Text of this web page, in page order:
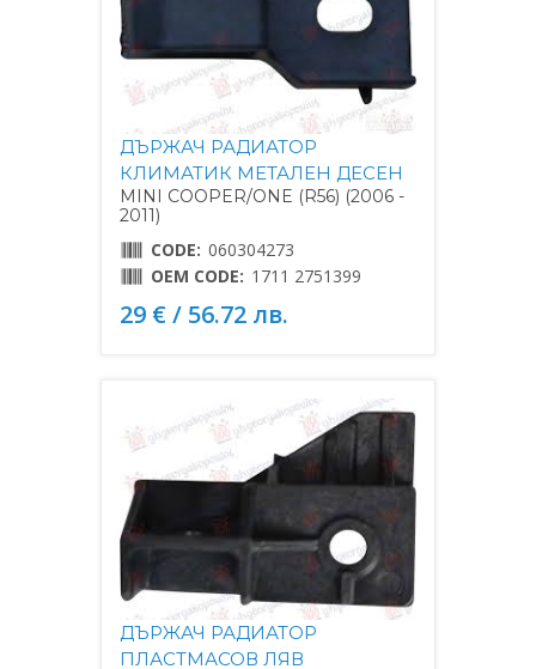
ДЪРЖАЧ РАДИАТОР
КЛИМАТИК МЕТАЛЕН ДЕСЕН
MINI COOPER/ONE (R56) (2006 -
2011)
CODE: 060304273
OEM CODE: 1711 2751399
29 € / 56.72 лв.
ДЪРЖАЧ РАДИАТОР
ПЛАСТМАСОВ ЛЯВ